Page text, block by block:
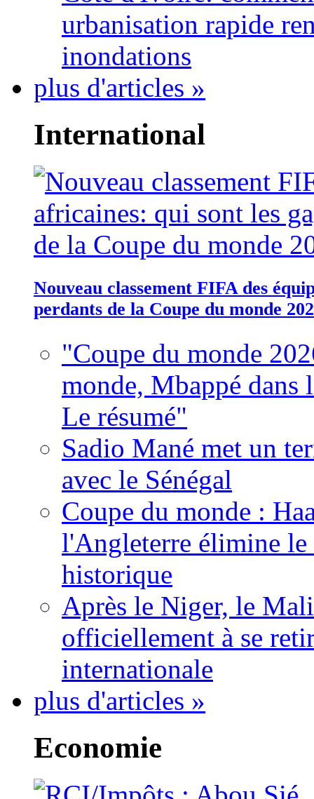
urbanisation rapide
inondations
plus d'articles »
International
Nouveau classement FIFA des
perdants de la Coupe du monde
"Coupe du monde
monde, Mbappé dans
Le résumé"
Sadio Mané met un
avec le Sénégal
Coupe du monde :
l'Angleterre élimine
historique
Après le Niger, le
officiellement à se
internationale
plus d'articles »
Economie